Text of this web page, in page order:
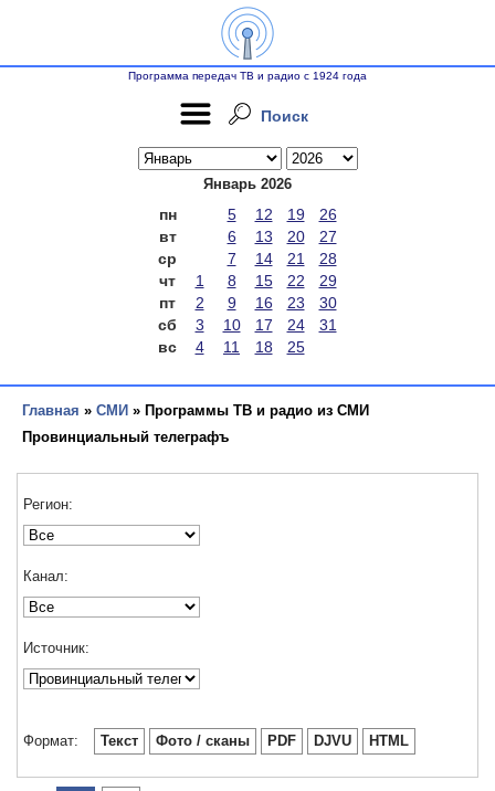
Программа передач ТВ и радио с 1924 года
Поиск
Январь 2026
пн 5 12 19
26
вт
6 13 20
27
ср
7 14 21
28
чт
1 8 15 22
29
пт
2 9 16 23
30
сб
3 10 17 24
31
вс
4 11 18 25
Главная » СМИ » Программы ТВ и радио из СМИ
Провинциальный телеграфъ
Регион:
Канал:
Источник:
Формат: Текст Фото / сканы PDF DJVU HTML